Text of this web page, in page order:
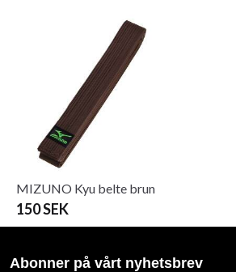
MIZUNO Kyu belte brun
150 SEK
Abonner på vårt nyhetsbrev